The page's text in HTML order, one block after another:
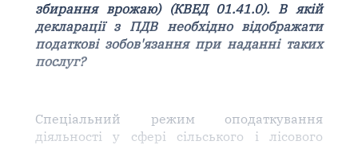
збирання врожаю) (КВЕД 01.41.0). В якій
декларації з ПДВ необхідно відображати
податкові зобов'язання при наданні таких
послуг?
Спеціальний режим оподаткування
діяльності у сфері сільського і лісового